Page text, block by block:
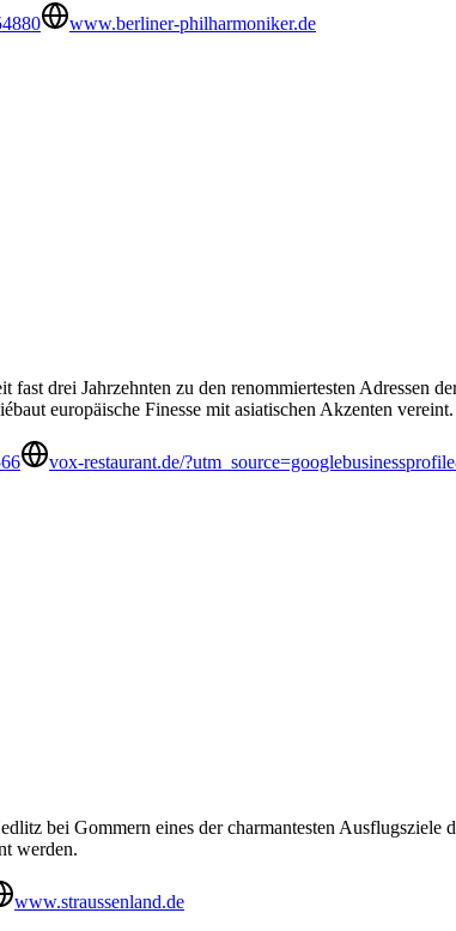
www.berliner-philharmoniker.de
drei Jahrzehnten zu den renommiertesten Adressen
europäische Finesse mit asiatischen Akzenten vereint.
vox-restaurant.de/
bei Gommern eines der charmantesten
werden.
www.straussenland.de